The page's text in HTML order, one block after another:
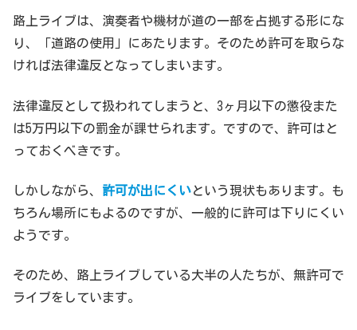
路上ライブは、演奏者や機材が道の一部を占拠する形にな
り、「道路の使用」にあたります。そのため許可を取らな
ければ法律違反となってしまいます。
法律違反として扱われてしまうと、3ヶ月以下の懲役また
は5万円以下の罰金が課せられます。ですので、許可はと
っておくべきです。
しかしながら、 許可が出にくいという現状もあります。も
ちろん場所にもよるのですが、一般的に許可は下りにくい
ようです。
そのため、路上ライブしている大半の人たちが、無許可で
ライブをしています。